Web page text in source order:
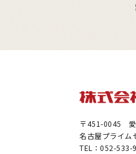
〒451-0045
名古屋プライム
TEL：052-